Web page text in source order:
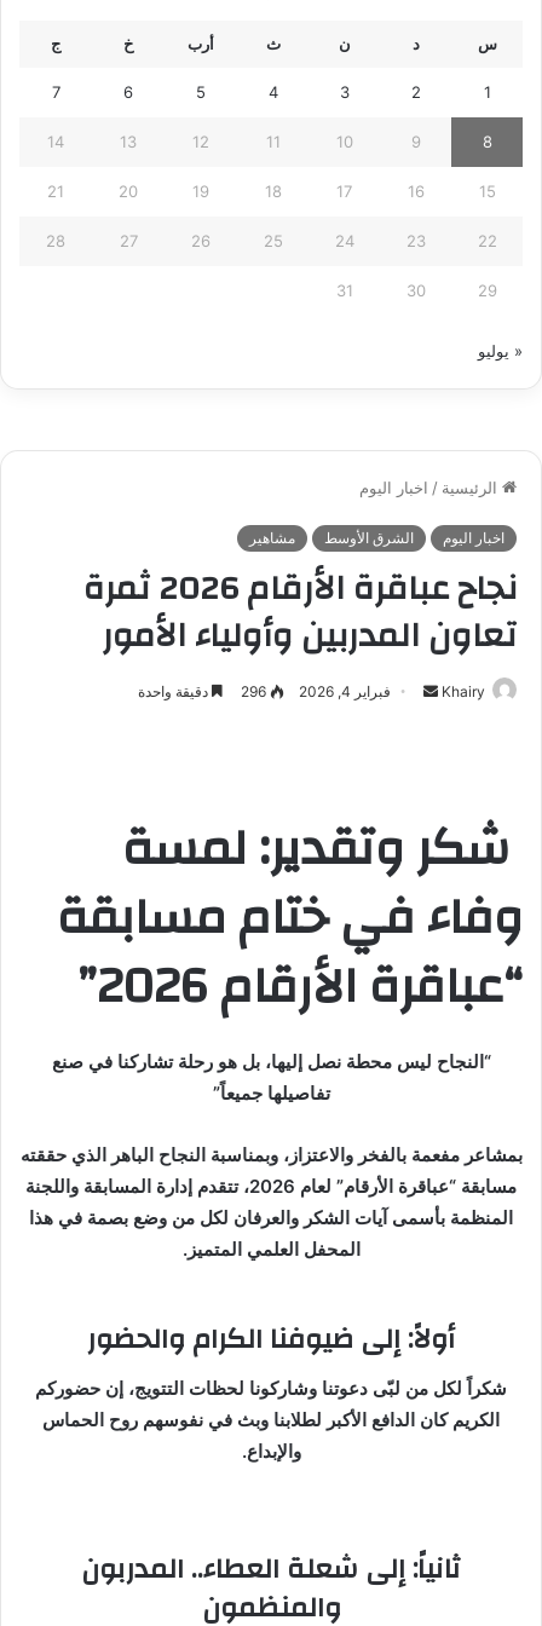
س د ن ث أرب خ ج
1
2
3
4
5
6
7
8
9
10
11
12
13
14
15
16
17
18
19
20
21
22
23
24
25
26
27
28
29
30
31
« يوليو